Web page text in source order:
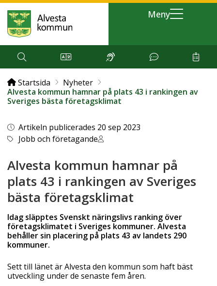
Meny
Startsida
Nyheter
Alvesta kommun hamnar på plats 43 i rankingen av
Sveriges bästa företagsklimat
Artikeln publicerades 20 sep 2023
Jobb och företagande
Alvesta kommun hamnar på
plats 43 i rankingen av Sveriges
bästa företagsklimat
Idag släpptes Svenskt näringslivs ranking över
företagsklimatet i Sveriges kommuner. Alvesta
behåller sin placering på plats 43 av landets 290
kommuner.
Sett till länet är Alvesta den kommun som haft bäst
utveckling under de senaste fem åren.